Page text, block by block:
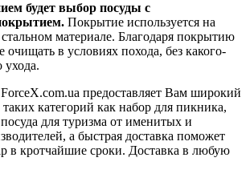
будет выбор посуды с
Покрытие используется на
материале. Благодаря покрытию
очищать в условиях похода, без какого-
ухода.
предоставляет Вам широкий
категорий как набор для пикника,
для туризма от именитых и
а быстрая доставка поможет
в кротчайшие сроки. Доставка в любую